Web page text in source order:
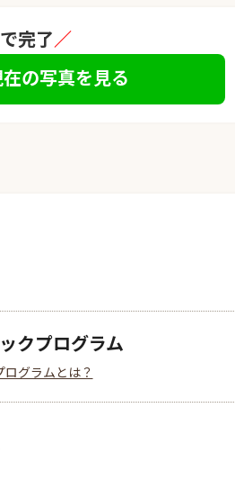
完了／
の写真を見る
クプログラム
ログラムとは？